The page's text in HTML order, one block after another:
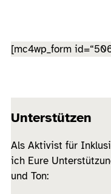
[mc4wp_form
Unterstützen
Als Aktivist für
ich Eure
und Ton: